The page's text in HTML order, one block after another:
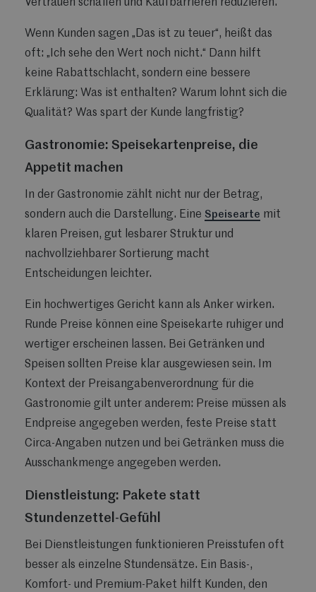
Vertrauen schaffen und Kaufbarrieren reduzieren.
Wenn Kunden sagen „Das ist zu teuer“, heißt das
oft: „Ich sehe den Wert noch nicht.“ Dann hilft
keine Rabattschlacht, sondern eine bessere
Erklärung: Was ist enthalten? Warum lohnt sich die
Qualität? Was spart der Kunde langfristig?
Gastronomie: Speisekartenpreise, die
Appetit machen
In der Gastronomie zählt nicht nur der Betrag,
sondern auch die Darstellung. Eine Speisearte mit
klaren Preisen, gut lesbarer Struktur und
nachvollziehbarer Sortierung macht
Entscheidungen leichter.
Ein hochwertiges Gericht kann als Anker wirken.
Runde Preise können eine Speisekarte ruhiger und
wertiger erscheinen lassen. Bei Getränken und
Speisen sollten Preise klar ausgewiesen sein. Im
Kontext der Preisangabenverordnung für die
Gastronomie gilt unter anderem: Preise müssen als
Endpreise angegeben werden, feste Preise statt
Circa-Angaben nutzen und bei Getränken muss die
Ausschankmenge angegeben werden.
Dienstleistung: Pakete statt
Stundenzettel-Gefühl
Bei Dienstleistungen funktionieren Preisstufen oft
besser als einzelne Stundensätze. Ein Basis-,
Komfort- und Premium-Paket hilft Kunden, den